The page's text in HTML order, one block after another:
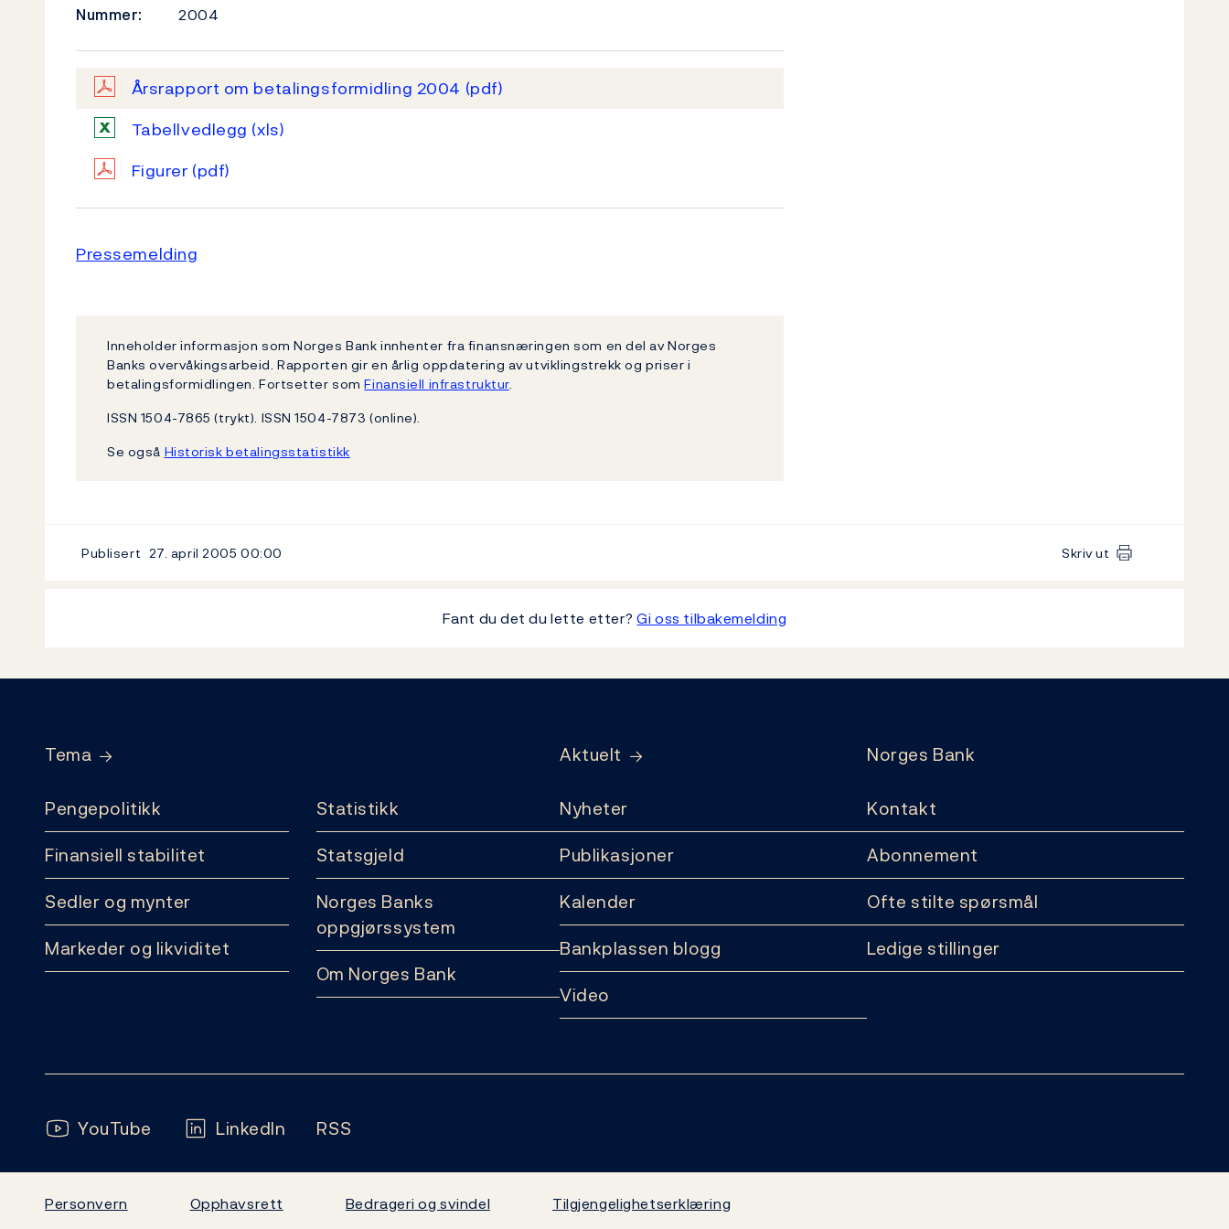
Nummer:
2004
Årsrapport om betalingsformidling 2004 (pdf)
Tabellvedlegg (xls)
Figurer (pdf)
Pressemelding
Inneholder informasjon som Norges Bank innhenter fra finansnæringen som en del av Norges
Banks overvåkingsarbeid. Rapporten gir en årlig oppdatering av utviklingstrekk og priser i
betalingsformidlingen. Fortsetter somFinansiell infrastruktur.
ISSN 1504-7865 (trykt). ISSN 1504-7873 (online).
Se også Historisk betalingsstatistikk
Publisert 27. april 200500:00 Skriv ut
Fant du det du lette etter?Gi oss tilbakemelding
Tema
Pengepolitikk
Finansiell stabilitet
Sedler og mynter
Markeder og likviditet
Statistikk
Statsgjeld
Norges Banks
oppgjørssystem
Om Norges Bank
Aktuelt
Nyheter
Publikasjoner
Kalender
Bankplassen blogg
Video
Norges Bank
Kontakt
Abonnement
Ofte stilte spørsmål
Ledige stillinger
Følg oss:
YouTube LinkedIn RSS
Personvern Opphavsrett Bedrageri og svindel Tilgjengelighetserklæring